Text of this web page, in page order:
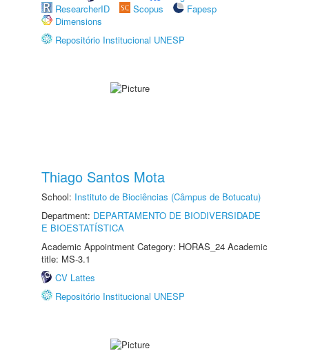
ResearcherID
Scopus
Fapesp
Dimensions
Repositório Institucional UNESP
Thiago Santos Mota
School: Instituto de Biociências (Câmpus de Botucatu)
Department: DEPARTAMENTO DE BIODIVERSIDADE
E BIOESTATÍSTICA
Academic Appointment Category: HORAS_24 Academic
title: MS-3.1
CV Lattes
Repositório Institucional UNESP